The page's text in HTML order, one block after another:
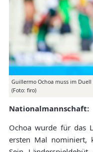
Guillermo Ochoa muss im
(Foto: firo)
Nationalmannschaft:
Ochoa wurde für das
ersten Mal nominiert,